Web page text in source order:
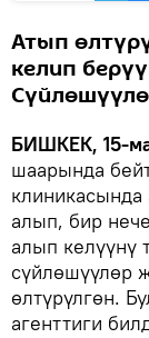
Атып
келип
БИШКЕК, 15-
шаарында
алып, бир
алып келүүнү
сүйлөшүүлөр
өлтүрүлгөн.
агенттиги